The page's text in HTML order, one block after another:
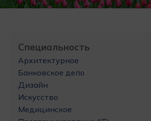
Специальность
Архитектурное
Банковское дело
Дизайн
Искусство
Медицинское